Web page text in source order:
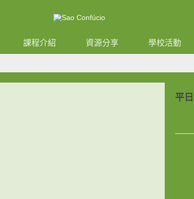
課程介紹 資源分享 學校活動
平